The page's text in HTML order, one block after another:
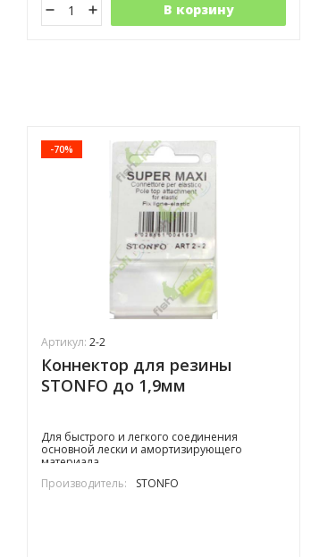
В корзину
-70%
Артикул: 2-2
Коннектор для резины
STONFO до 1,9мм
Для быстрого и легкого соединения
основной лески и амортизирующего
материала
Производитель:
STONFO